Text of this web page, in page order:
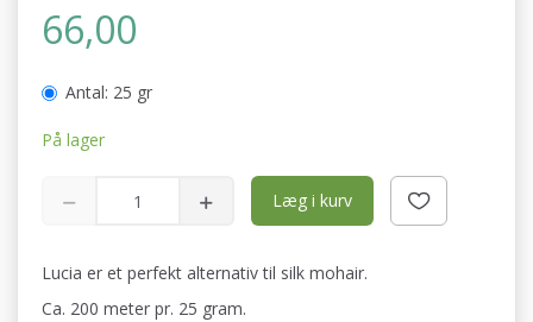
66,00
Antal: 25 gr
På lager
Læg i kurv
Lucia er et perfekt alternativ til silk mohair.
Ca. 200 meter pr. 25 gram.